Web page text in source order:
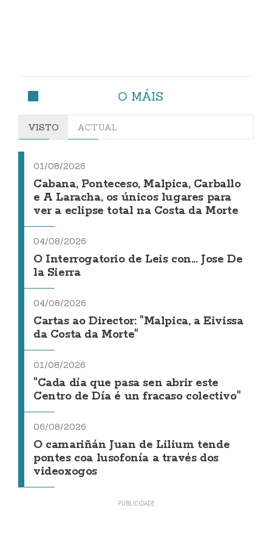
O MÁIS
VISTO ACTUAL
01/08/2026
Cabana, Ponteceso, Malpica, Carballo
e A Laracha, os únicos lugares para
ver a eclipse total na Costa da Morte
04/08/2026
O Interrogatorio de Leis con... Jose De
la Sierra
04/08/2026
Cartas ao Director: "Malpica, a Eivissa
da Costa da Morte"
01/08/2026
"Cada día que pasa sen abrir este
Centro de Día é un fracaso colectivo"
06/08/2026
O camariñán Juan de Lilium tende
pontes coa lusofonía a través dos
videoxogos